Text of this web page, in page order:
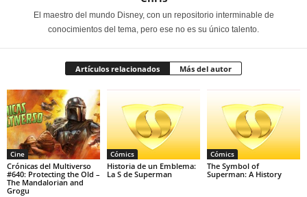
El maestro del mundo Disney, con un repositorio interminable de
conocimientos del tema, pero ese no es su único talento.
Artículos relacionados Más del autor
Cine
Crónicas del Multiverso
#640: Protecting the Old –
The Mandalorian and
Grogu
Cómics
Historia de un Emblema:
La S de Superman
Cómics
The Symbol of
Superman: A History